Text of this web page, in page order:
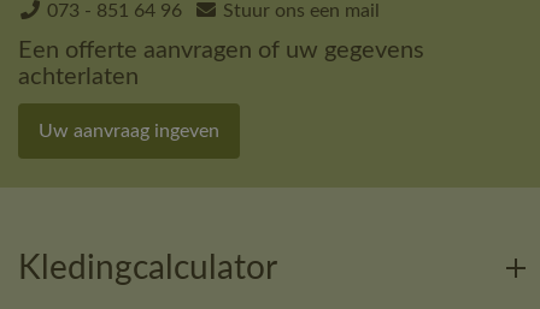
073 - 851 64 96 Stuur ons een mail
Een offerte aanvragen of uw gegevens
achterlaten
Uw aanvraag ingeven
Kledingcalculator